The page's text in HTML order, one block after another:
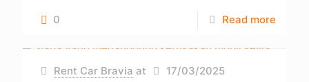
0 Read more
Rent Car Bravia at 17/03/2025